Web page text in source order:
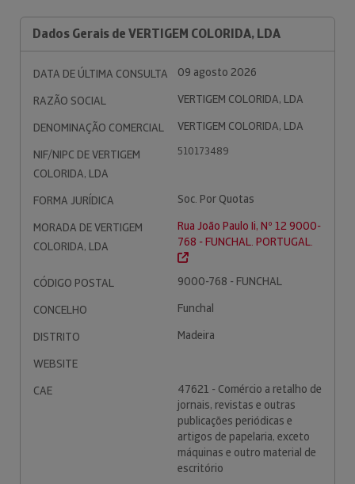
Dados Gerais de VERTIGEM COLORIDA, LDA
DATA DE ÚLTIMA CONSULTA
09 agosto 2026
RAZÃO SOCIAL
VERTIGEM COLORIDA, LDA
DENOMINAÇÃO COMERCIAL
VERTIGEM COLORIDA, LDA
NIF/NIPC DE VERTIGEM
COLORIDA, LDA
510173489
FORMA JURÍDICA
Soc. Por Quotas
MORADA DE VERTIGEM
COLORIDA, LDA
Rua João Paulo Ii, Nº 12 9000-
768 - FUNCHAL. PORTUGAL.
CÓDIGO POSTAL
9000-768 - FUNCHAL
CONCELHO
Funchal
DISTRITO
Madeira
WEBSITE
CAE
47621 - Comércio a retalho de
jornais, revistas e outras
publicações periódicas e
artigos de papelaria, exceto
máquinas e outro material de
escritório